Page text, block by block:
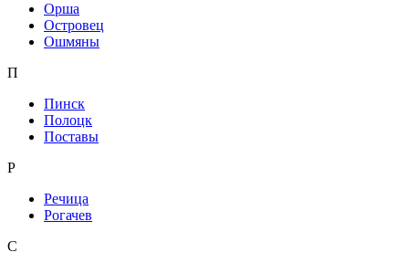
Орша
Островец
Ошмяны
П
Пинск
Полоцк
Поставы
Р
Речица
Рогачев
С